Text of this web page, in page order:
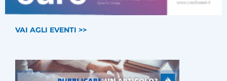
VAI AGLI EVENTI >>